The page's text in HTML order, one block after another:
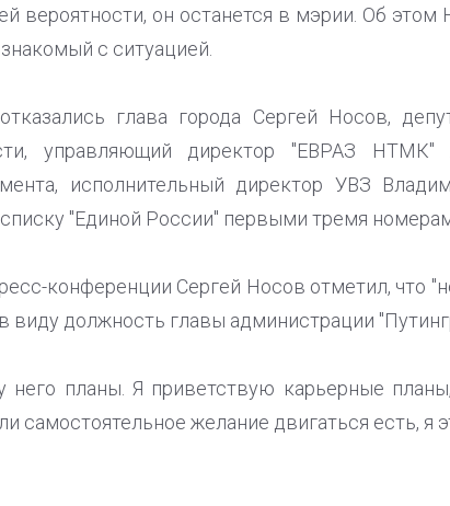
вероятности, он останется в мэрии. Об этом
с ситуацией.
глава города Сергей Носов,
управляющий директор "ЕВРАЗ
исполнительный директор УВЗ
"Единой России" первыми тремя
конференции Сергей Носов отметил, что
виду должность главы администрации
него планы. Я приветствую карьерные
самостоятельное желание двигаться есть, я